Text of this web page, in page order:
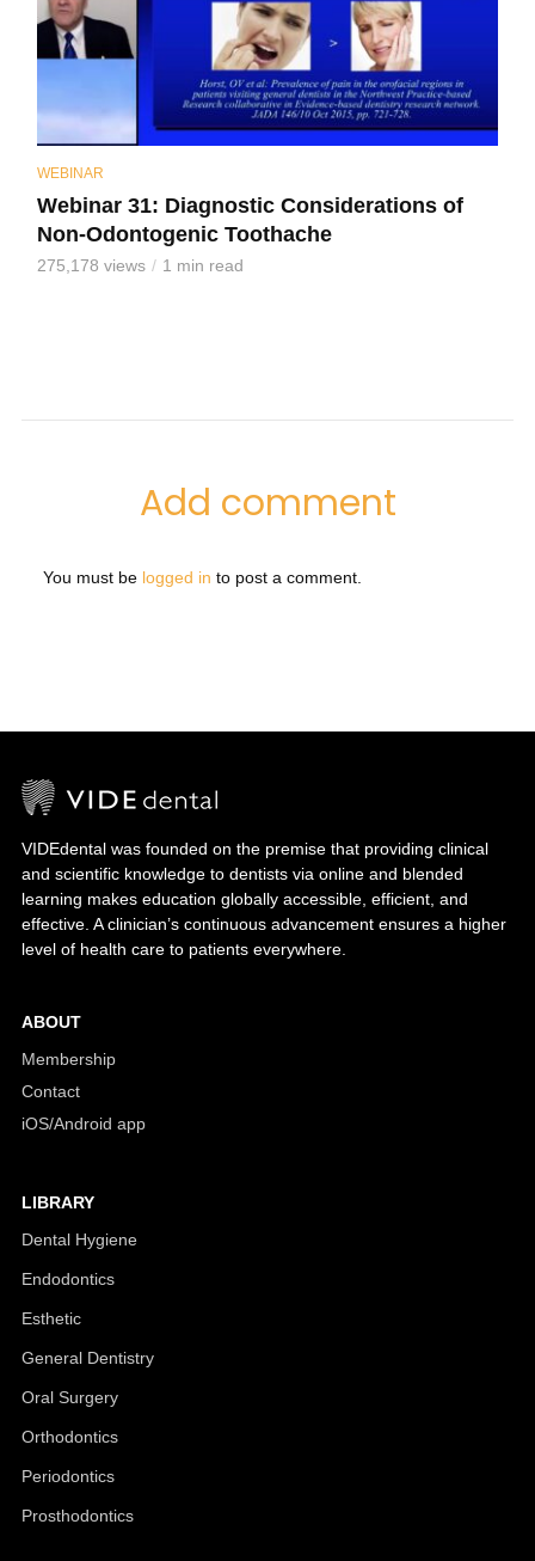
WEBINAR
Webinar 31: Diagnostic Considerations of
Non-Odontogenic Toothache
275,178 views 1 min read
Add comment
You must be logged in to post a comment.
VIDEdental was founded on the premise that providing clinical
and scientific knowledge to dentists via online and blended
learning makes education globally accessible, efficient, and
effective. A clinician’s continuous advancement ensures a higher
level of health care to patients everywhere.
ABOUT
Membership
Contact
iOS/Android app
LIBRARY
Dental Hygiene
Endodontics
Esthetic
General Dentistry
Oral Surgery
Orthodontics
Periodontics
Prosthodontics